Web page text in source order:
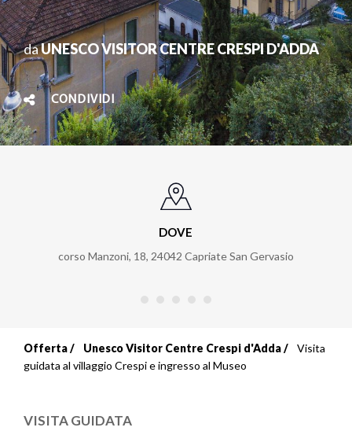
daUNESCO VISITOR CENTRE CRESPI D'ADDA
CONDIVIDI
DOVE
corso Manzoni, 18, 24042 Capriate San Gervasio
Briciole
Offerta Unesco Visitor Centre Crespi d'Adda
Visita
guidata al villaggio Crespi e ingresso al Museo
VISITA GUIDATA